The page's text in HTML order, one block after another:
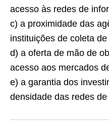
acesso às redes de
c) a proximidade das
instituições de coleta de
d) a oferta de mão de
acesso aos mercados
e) a garantia dos
densidade das redes